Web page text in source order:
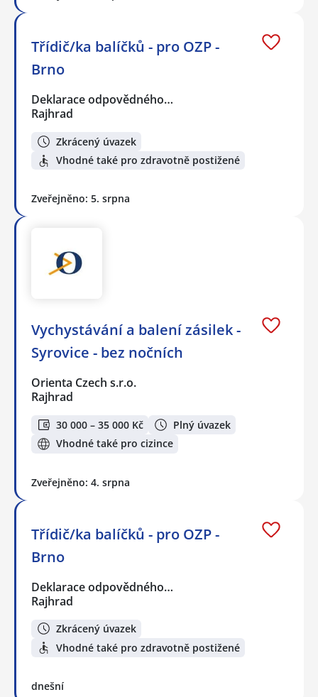
Třídič/ka balíčků - pro OZP -
Brno
Deklarace odpovědného…
Rajhrad
Zkrácený úvazek
Vhodné také pro zdravotně postižené
Zveřejněno: 5. srpna
Vychystávání a balení zásilek -
Syrovice - bez nočních
Orienta Czech s.r.o.
Rajhrad
30 000 – 35 000 Kč
Plný úvazek
Vhodné také pro cizince
Zveřejněno: 4. srpna
Třídič/ka balíčků - pro OZP -
Brno
Deklarace odpovědného…
Rajhrad
Zkrácený úvazek
Vhodné také pro zdravotně postižené
dnešní